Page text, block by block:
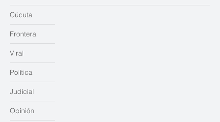
Judicial
Opinión
Cúcuta
Frontera
Viral
Política